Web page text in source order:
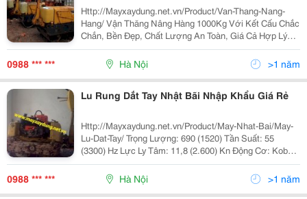
Http://Mayxaydung.net.vn/Product/Van-Thang-Nang-
Hang/ Vận Thăng Nâng Hàng 1000Kg Với Kết Cấu Chắc
Chắn, Bền Đẹp, Chất Lượng An Toàn, Giá Cả Hợp Lý
Mang Lại Cho Hiệu Quả Cao Trong Công Việc Thi Công
Xây Dựng Cho Quý Khách! Mọi Thắc Mắc, Xin Quý Khá
0988 *** *** Hà Nội >1 năm
Lu Rung Dắt Tay Nhật Bãi Nhập Khẩu Giá Rẻ
Http://Mayxaydung.net.vn/Product/May-Nhat-Bai/May-
Lu-Dat-Tay/ Trọng Lượng: 690 (1520) Tần Suất: 55
(3300) Hz Lực Ly Tâm: 11,8 (2.600) Kn Động Cơ: Kobota
E75-Nb3 Phương Thức Cấp Lực: Truyền Động Thủy
Tĩnh Bánh Răng Hệ Thống Rung:
0988 *** *** Hà Nội >1 năm